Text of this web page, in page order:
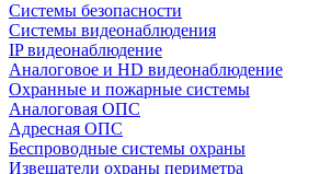
Системы безопасности
Системы видеонаблюдения
IP видеонаблюдение
Аналоговое и HD видеонаблюдение
Охранные и пожарные системы
Аналоговая ОПС
Адресная ОПС
Беспроводные системы охраны
Извещатели охраны периметра